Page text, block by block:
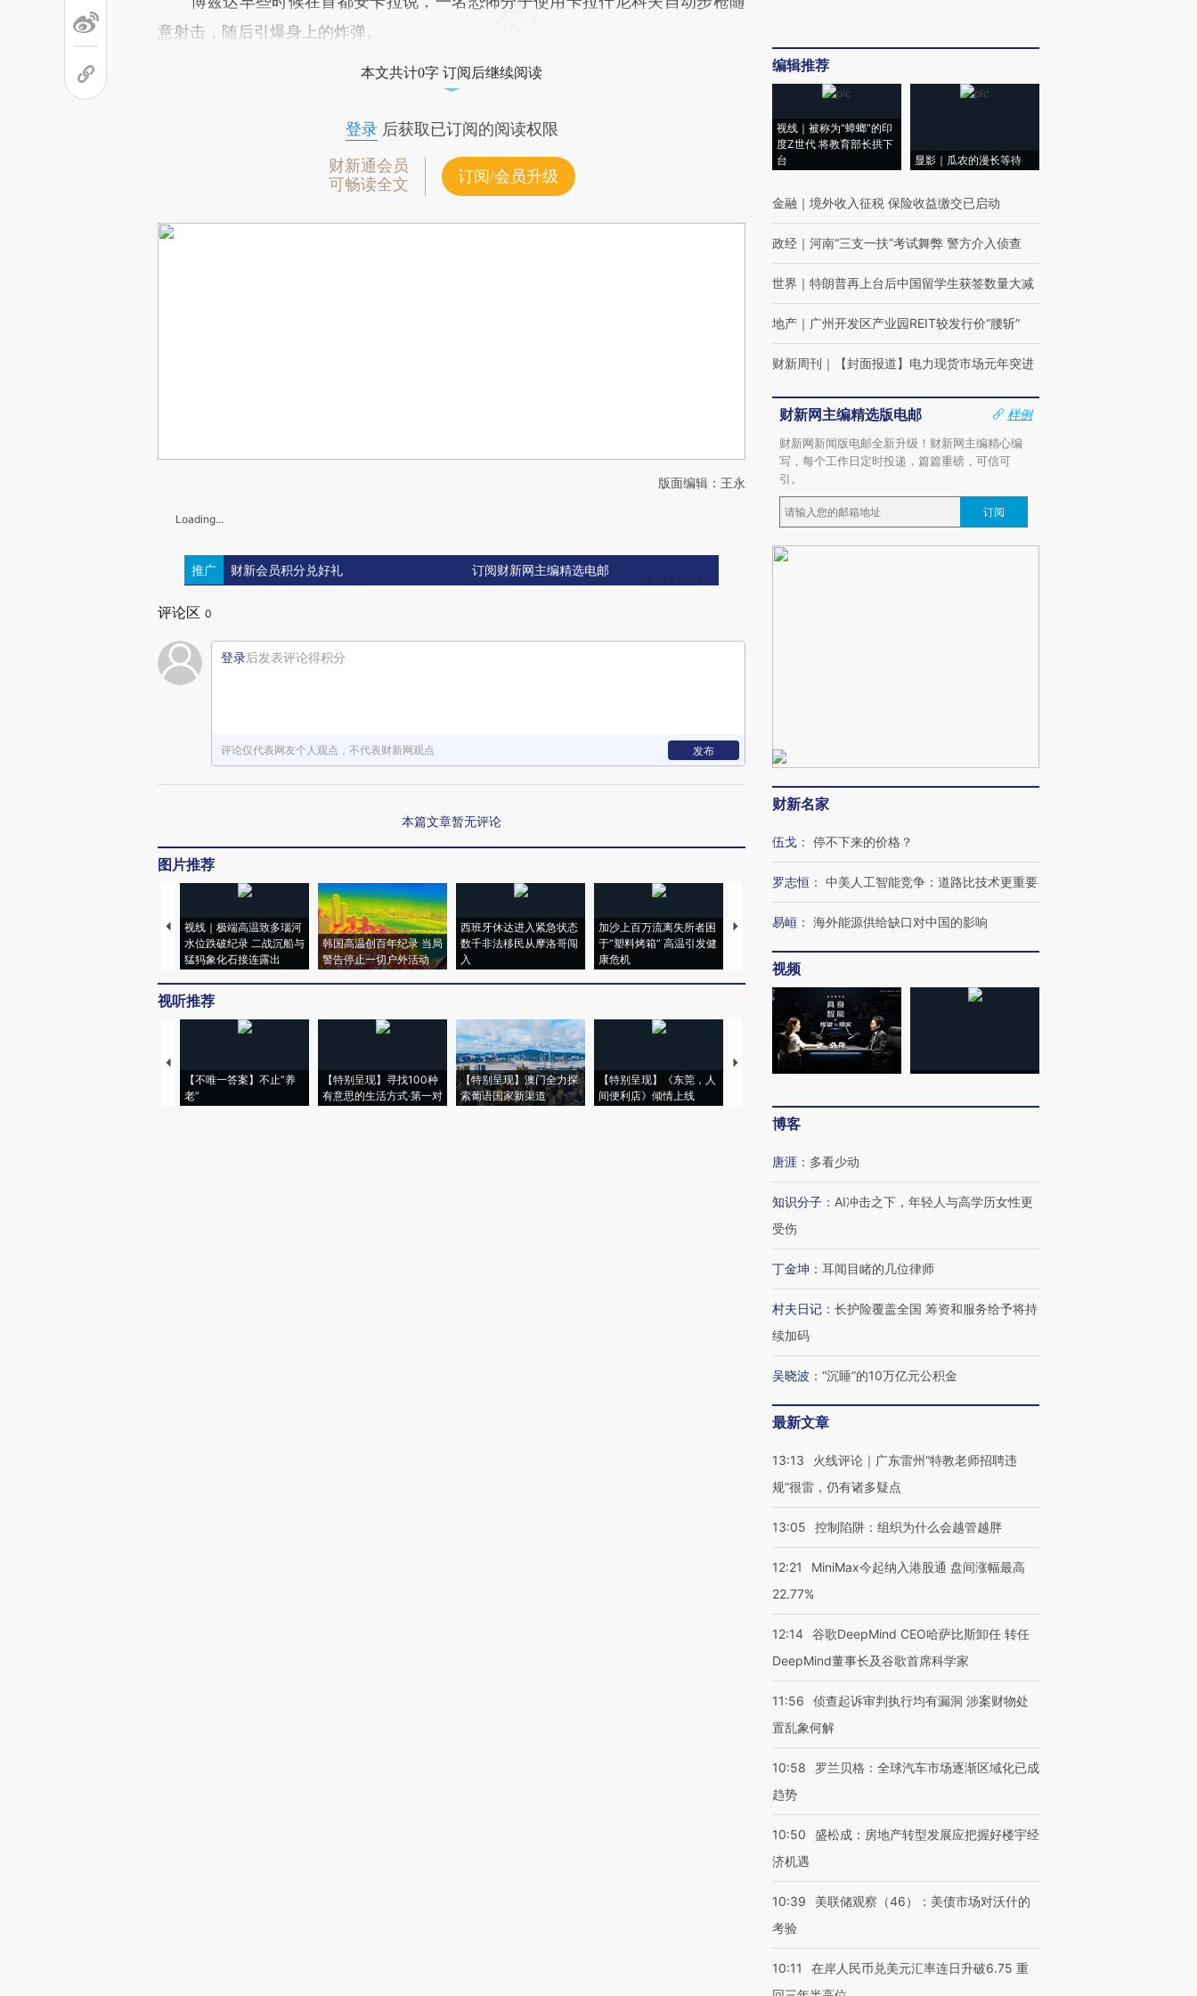
意射击，随后引爆身上的炸弹。
本文共计0字 订阅后继续阅读
登录后获取已订阅的阅读权限
财新通会员
可畅读全文
订阅/会员升级
版面编辑：王永
Loading...
推广 财新会员积分兑好礼 订阅财新网主编精选电邮
评论区 0
登录后发表评论得积分
评论仅代表网友个人观点，不代表财新网观点 发布
本篇文章暂无评论
图片推荐
视线｜极端高温致多瑙河
水位跌破纪录 二战沉船与
猛犸象化石接连露出
韩国高温创百年纪录 当局
警告停止一切户外活动
西班牙休达进入紧急状态
数千非法移民从摩洛哥闯
入
加沙上百万流离失所者困
于“塑料烤箱” 高温引发健
康危机
马航飞行员跨国走私7万
视听推荐
【不唯一答案】不止“养
老”
【特别呈现】寻找100种
有意思的生活方式·第一对
【特别呈现】澳门全力探
索葡语国家新渠道
【特别呈现】《东莞，人
间便利店》倾情上线
【推广】走进第四届链博
编辑推荐
视线｜被称为“蟑螂”的印
度Z世代 将教育部长拱下
台
显影｜瓜农的漫长等待
金融 ｜ 境外收入征税 保险收益缴交已启动
政经 ｜ 河南“三支一扶”考试舞弊 警方介入侦查
世界 ｜ 特朗普再上台后中国留学生获签数量大减
地产 ｜ 广州开发区产业园REIT较发行价“腰斩”
财新周刊 ｜ 【封面报道】电力现货市场元年突进
财新网主编精选版电邮
样例
财新网新闻版电邮全新升级！财新网主编精心编
写，每个工作日定时投递，篇篇重磅，可信可
引。
订阅
财新名家
伍戈 ： 停不下来的价格？
罗志恒 ： 中美人工智能竞争：道路比技术更重要
易峘 ： 海外能源供给缺口对中国的影响
视频
博客
唐涯 ： 多看少动
知识分子 ： AI冲击之下，年轻人与高学历女性更
受伤
丁金坤 ： 耳闻目睹的几位律师
村夫日记 ： 长护险覆盖全国 筹资和服务给予将持
续加码
吴晓波 ： “沉睡”的10万亿元公积金
最新文章
13:13
火线评论｜广东雷州“特教老师招聘违
规”很雷，仍有诸多疑点
13:05 控制陷阱：组织为什么会越管越胖
12:21
MiniMax今起纳入港股通 盘间涨幅最高
22.77%
12:14 谷歌DeepMind CEO哈萨比斯卸任 转任
DeepMind董事长及谷歌首席科学家
11:56
侦查起诉审判执行均有漏洞 涉案财物处
置乱象何解
10:58
罗兰贝格：全球汽车市场逐渐区域化已成
趋势
10:50
盛松成：房地产转型发展应把握好楼宇经
济机遇
10:39
美联储观察（46）：美债市场对沃什的
考验
10:11
在岸人民币兑美元汇率连日升破6.75 重